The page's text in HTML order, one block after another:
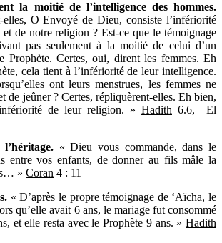
la moitié de l’intelligence des hommes.
O Envoyé de Dieu, consiste l’infériorité
de notre religion ? Est-ce que le témoignage
pas seulement à la moitié de celui d’un
Prophète. Certes, oui, dirent les femmes. Eh
cela tient à l’infériorité de leur intelligence.
ont leurs menstrues, les femmes ne
de jeûner ? Certes, répliquèrent-elles. Eh bien,
de leur religion. » Hadith 6.6, El
« Dieu vous commande, dans le
entre vos enfants, de donner au fils mâle la
» Coran 4 : 11
« D’après le propre témoignage de ‘Aïcha, le
qu’elle avait 6 ans, le mariage fut consommé
et elle resta avec le Prophète 9 ans. » Hadith